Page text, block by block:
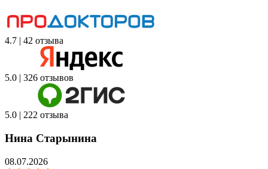
4.7 | 42 отзыва
5.0 | 326 отзывов
5.0 | 222 отзыва
Нина Старынина
08.07.2026